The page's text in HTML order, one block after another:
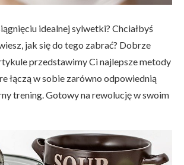
idealnej sylwetki? Chciałbyś
jak się do tego zabrać? Dobrze
przedstawimy Ci najlepsze metody
łączą w sobie zarówno odpowiednią
trening. Gotowy na rewolucję w swoim